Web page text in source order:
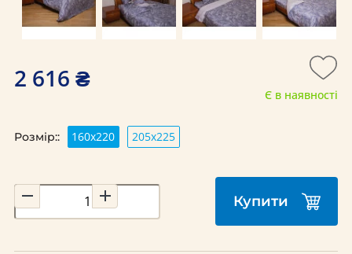
2 616 ₴
Є в наявності
Розмір:: 160х220 205х225
Купити